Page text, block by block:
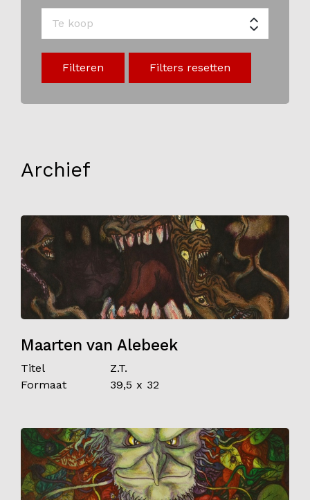
Programma
Over ons
Art Brut
Nieuws
ANBI
Fotoalbums
Partners
Contact
Filteren Filters resetten
Archief
Maarten van Alebeek
Titel
Z.T.
Formaat
39,5 x 32